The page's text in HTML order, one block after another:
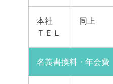
本社
ＴＥＬ
同上
名義書換料・年会費